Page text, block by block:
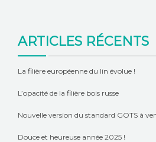
ARTICLES RÉCENTS
La filière européenne du lin évolue !
L’opacité de la filière bois russe
Nouvelle version du standard GOTS à
Douce et heureuse année 2025 !